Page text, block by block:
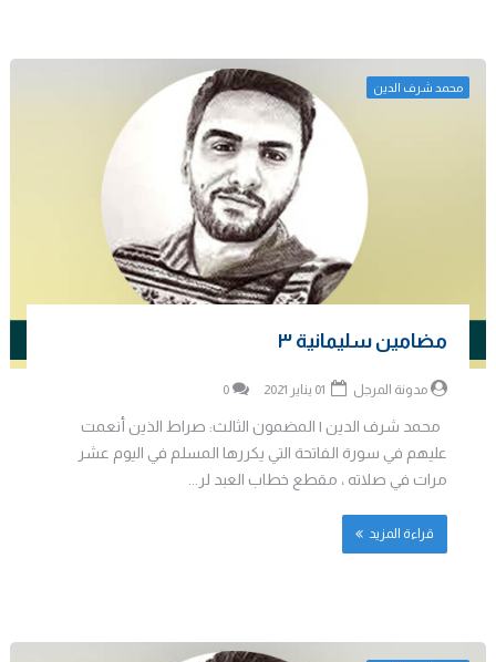
محمد شرف الدين
مضامين سليمانية ٣
مدونة المرجل 0
محمد شرف الدين | المضمون الثالث: صراط الذين أنعمت
عليهم في سورة الفاتحة التي يكررها المسلم في اليوم عشر
مرات في صلاته ، مقطع خطاب العبد لر...
قراءة المزيد